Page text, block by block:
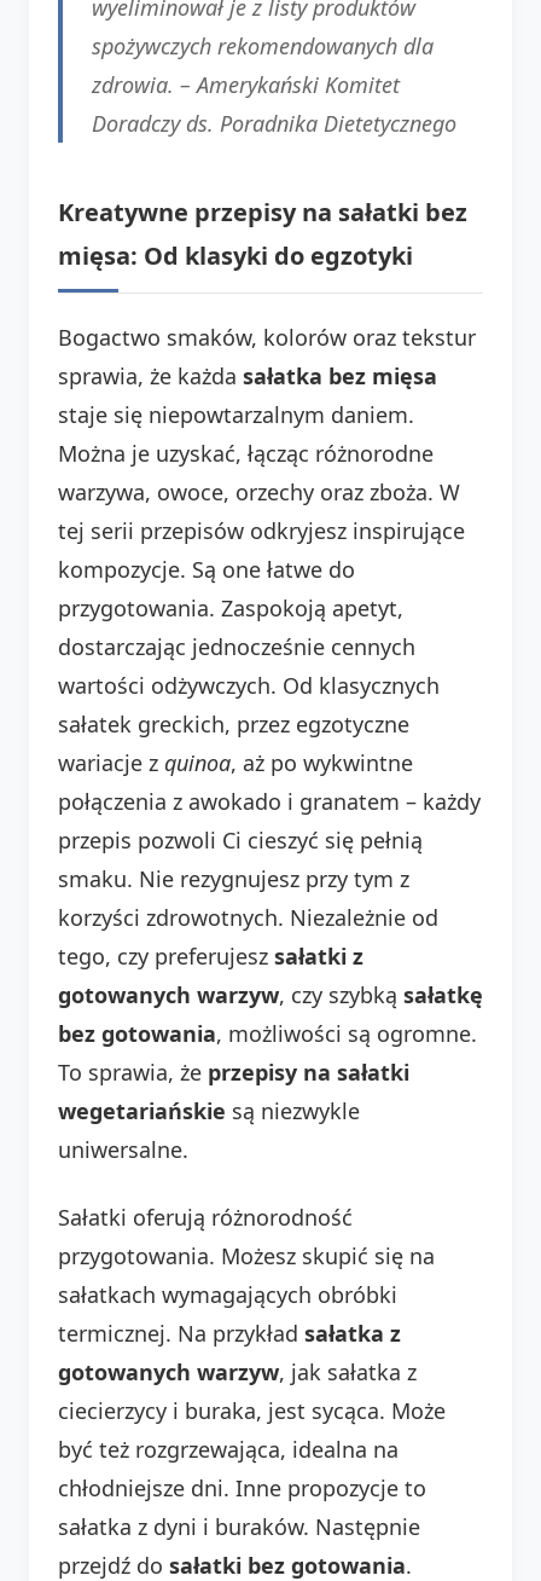
wyeliminował je z listy produktów
spożywczych rekomendowanych dla
zdrowia. –Amerykański Komitet
Doradczy ds. Poradnika Dietetycznego
Kreatywne przepisy na sałatki bez
mięsa: Od klasyki do egzotyki
Bogactwo smaków, kolorów oraz tekstur
sprawia, że każda sałatka bez mięsa
staje się niepowtarzalnym daniem.
Można je uzyskać, łącząc różnorodne
warzywa, owoce, orzechy oraz zboża. W
tej serii przepisów odkryjesz inspirujące
kompozycje. Są one łatwe do
przygotowania. Zaspokoją apetyt,
dostarczając jednocześnie cennych
wartości odżywczych. Od klasycznych
sałatek greckich, przez egzotyczne
wariacje z quinoa, aż po wykwintne
połączenia z awokado i granatem – każdy
przepis pozwoli Ci cieszyć się pełnią
smaku. Nie rezygnujesz przy tym z
korzyści zdrowotnych. Niezależnie od
tego, czy preferujesz sałatki z
gotowanych warzyw, czy szybką sałatkę
bez gotowania, możliwości są ogromne.
To sprawia, że przepisy na sałatki
wegetariańskie są niezwykle
uniwersalne.
Sałatki oferują różnorodność
przygotowania. Możesz skupić się na
sałatkach wymagających obróbki
termicznej. Na przykład sałatka z
gotowanych warzyw, jak sałatka z
ciecierzycy i buraka, jest sycąca. Może
być też rozgrzewająca, idealna na
chłodniejsze dni. Inne propozycje to
sałatka z dyni i buraków. Następnie
przejdź do sałatki bez gotowania.